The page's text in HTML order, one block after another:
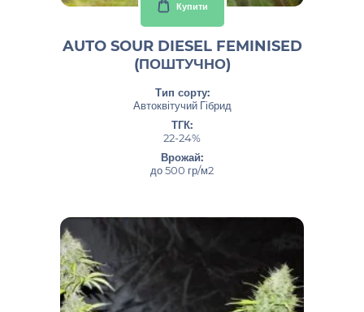
Купити
AUTO SOUR DIESEL FEMINISED
(ПОШТУЧНО)
Тип сорту:
Автоквітучий Гібрид
ТГК:
22-24%
Врожай:
до 500 гр/м2